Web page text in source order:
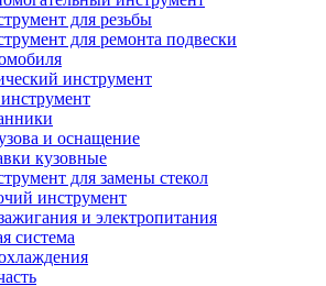
для резьбы
для ремонта подвески
инструмент
и оснащение
кузовные
для замены стекол
инструмент
и электропитания
система